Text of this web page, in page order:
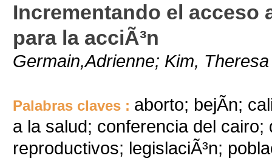
Incrementando el acceso
para la acciÃ³n
Germain,Adrienne; Kim,
Palabras claves : aborto; bejÃ­n;
a la salud; conferencia del
reproductivos; legislaciÃ³n;